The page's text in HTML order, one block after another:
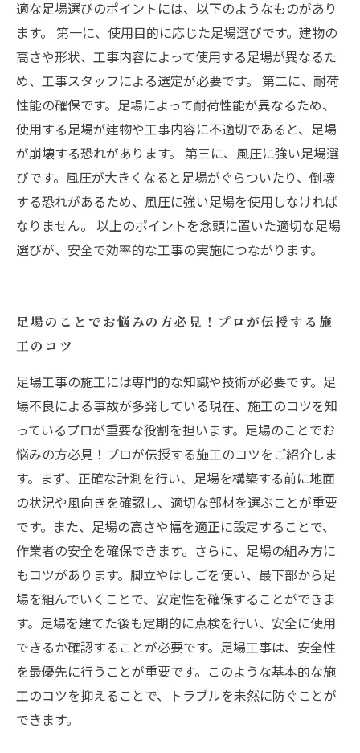
適な足場選びのポイントには、以下のようなものがあり
ます。 第一に、使用目的に応じた足場選びです。建物の
高さや形状、工事内容によって使用する足場が異なるた
め、工事スタッフによる選定が必要です。 第二に、耐荷
性能の確保です。足場によって耐荷性能が異なるため、
使用する足場が建物や工事内容に不適切であると、足場
が崩壊する恐れがあります。 第三に、風圧に強い足場選
びです。風圧が大きくなると足場がぐらついたり、倒壊
する恐れがあるため、風圧に強い足場を使用しなければ
なりません。 以上のポイントを念頭に置いた適切な足場
選びが、安全で効率的な工事の実施につながります。
足場のことでお悩みの方必見！プロが伝授する施
工のコツ
足場工事の施工には専門的な知識や技術が必要です。足
場不良による事故が多発している現在、施工のコツを知
っているプロが重要な役割を担います。足場のことでお
悩みの方必見！プロが伝授する施工のコツをご紹介しま
す。まず、正確な計測を行い、足場を構築する前に地面
の状況や風向きを確認し、適切な部材を選ぶことが重要
です。また、足場の高さや幅を適正に設定することで、
作業者の安全を確保できます。さらに、足場の組み方に
もコツがあります。脚立やはしごを使い、最下部から足
場を組んでいくことで、安定性を確保することができま
す。足場を建てた後も定期的に点検を行い、安全に使用
できるか確認することが必要です。足場工事は、安全性
を最優先に行うことが重要です。このような基本的な施
工のコツを抑えることで、トラブルを未然に防ぐことが
できます。